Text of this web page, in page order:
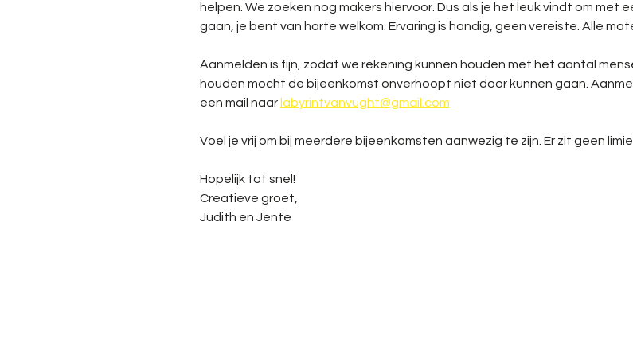
helpen. We zoeken nog makers hiervoor. Dus als je het leuk vindt om met
gaan, je bent van harte welkom. Ervaring is handig, geen vereiste. Alle
Aanmelden is fijn, zodat we rekening kunnen houden met het aantal
houden mocht de bijeenkomst onverhoopt niet door kunnen gaan.
een mail naar labyrintvanvught@gmail.com
Voel je vrij om bij meerdere bijeenkomsten aanwezig te zijn. Er zit geen
Hopelijk tot snel!
Creatieve groet,
Judith en Jente